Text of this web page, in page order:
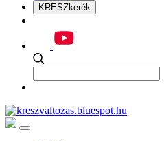
KRESZkerék